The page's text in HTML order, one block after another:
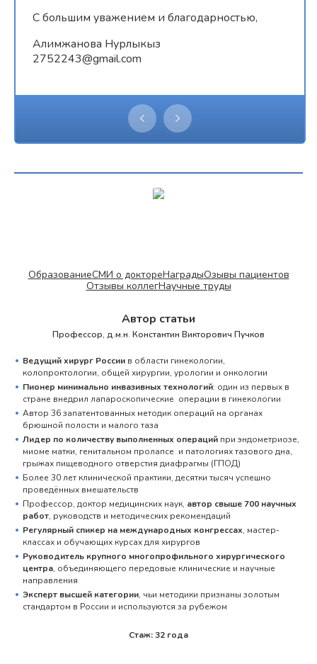
С большим уважением и благодарностью,
Алимжанова Нурлыкыз
2752243@gmail.com
ОбразованиеСМИ о доктореНаградыОзывы пациентов
Отзывы коллегНаучные труды
Автор статьи
Профессор, д.м.н. Константин Викторович Пучков
Ведущий хирург России в области гинекологии,
колопроктологии, общей хирургии, урологии и онкологии
Пионер минимально инвазивных технологий: один из первых в
стране внедрил лапароскопические операции в гинекологии
Автор 36 запатентованных методик операций на органах
брюшной полости и малого таза
Лидер по количеству выполненных операций при эндометриозе,
миоме матки, генитальном пролапсе и патологиях тазового дна,
грыжах пищеводного отверстия диафрагмы (ГПОД)
Более 30 лет клинической практики, десятки тысяч успешно
проведённых вмешательств
Профессор, доктор медицинских наук, автор свыше 700 научных
работ, руководств и методических рекомендаций
Регулярный спикер на международных конгрессах, мастер-
классах и обучающих курсах для хирургов
Руководитель крупного многопрофильного хирургического
центра, объединяющего передовые клинические и научные
направления
Эксперт высшей категории, чьи методики признаны золотым
стандартом в России и используются за рубежом
Стаж: 32 года